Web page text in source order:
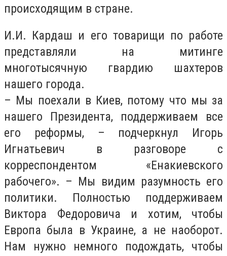
происходящим в стране.
И.И. Кардаш и его товарищи по работе
представляли на митинге
многотысячную гвардию шахтеров
нашего города.
– Мы поехали в Киев, потому что мы за
нашего Президента, поддерживаем все
его реформы, – подчеркнул Игорь
Игнатьевич в разговоре с
корреспондентом «Енакиевского
рабочего». – Мы видим разумность его
политики. Полностью поддерживаем
Виктора Федоровича и хотим, чтобы
Европа была в Украине, а не наоборот.
Нам нужно немного подождать, чтобы